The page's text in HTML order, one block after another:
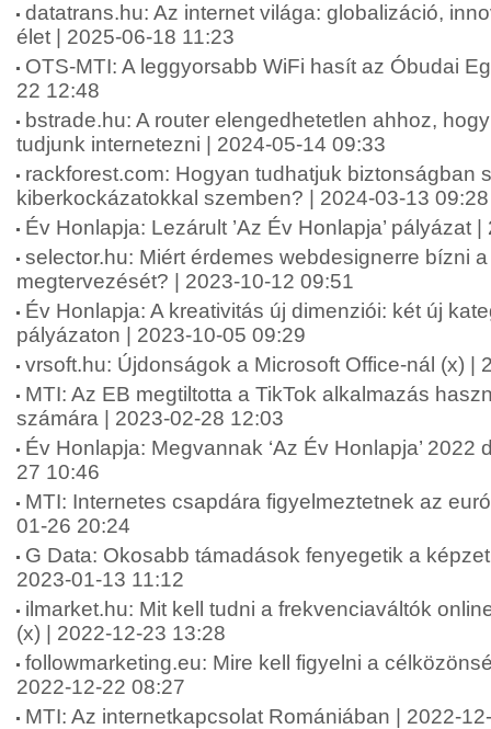
datatrans.hu: Az internet világa: globalizáció,
élet | 2025-06-18 11:23
OTS-MTI: A leggyorsabb WiFi hasít az Óbudai
22 12:48
bstrade.hu: A router elengedhetetlen ahhoz,
tudjunk internetezni | 2024-05-14 09:33
rackforest.com: Hogyan tudhatjuk biztonságban
kiberkockázatokkal szemben? | 2024-03-13 09:28
Év Honlapja: Lezárult ’Az Év Honlapja’ pályázat
selector.hu: Miért érdemes webdesignerre bízni
megtervezését? | 2023-10-12 09:51
Év Honlapja: A kreativitás új dimenziói: két új
pályázaton | 2023-10-05 09:29
vrsoft.hu: Újdonságok a Microsoft Office-nál (x) |
MTI: Az EB megtiltotta a TikTok alkalmazás
számára | 2023-02-28 12:03
Év Honlapja: Megvannak ‘Az Év Honlapja’ 2022
27 10:46
MTI: Internetes csapdára figyelmeztetnek az
01-26 20:24
G Data: Okosabb támadások fenyegetik a
2023-01-13 11:12
ilmarket.hu: Mit kell tudni a frekvenciaváltók
(x) | 2022-12-23 13:28
followmarketing.eu: Mire kell figyelni a
2022-12-22 08:27
MTI: Az internetkapcsolat Romániában | 2022-